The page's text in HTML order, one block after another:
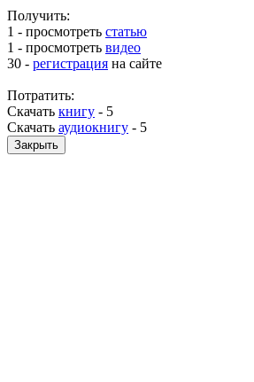
Получить:
1 - просмотреть статью
1 - просмотреть видео
30 - регистрация на сайте
Потратить:
Скачать книгу - 5
Скачать аудиокнигу - 5
Закрыть